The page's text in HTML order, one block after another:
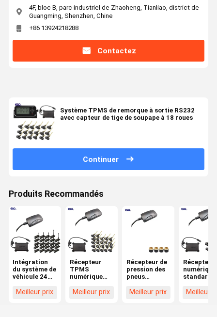
4F, bloc B, parc industriel de Zhaoheng, Tianliao, district de
Guangming, Shenzhen, Chine
+86 13924218288
Contactez
Système TPMS de remorque à sortie RS232
avec capteur de tige de soupape à 18 roues
Continuer
Produits Recommandés
Intégration
du système de
véhicule 24
de données
Meilleur prix
Récepteur
TPMS
numérique
camions et
Meilleur prix
Récepteur de
pression des
pneus
LCD 24V pour
Meilleur prix
Récepteur
numérique
standard
à 6 roues
Meilleur